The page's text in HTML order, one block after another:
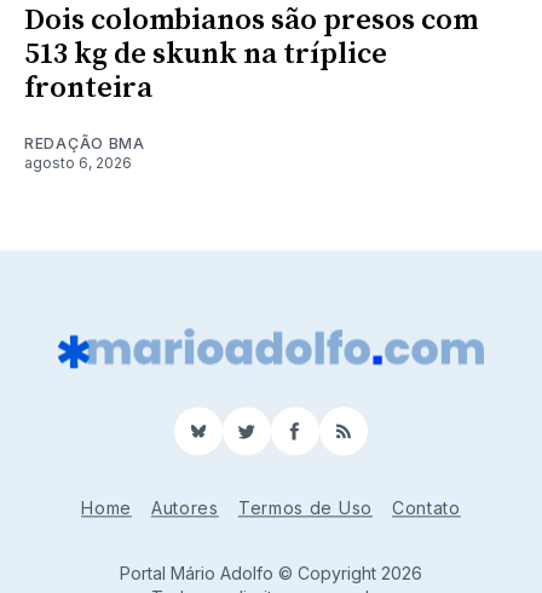
Dois colombianos são presos com
513 kg de skunk na tríplice
fronteira
REDAÇÃO BMA
agosto 6, 2026
BlueSkyTwitterFacebook
RSS
Home Autores Termos de Uso Contato
Portal Mário Adolfo © Copyright 2026